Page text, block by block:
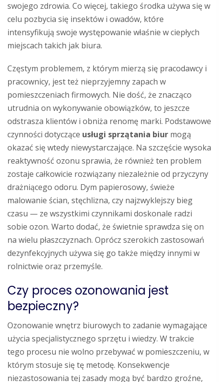
swojego zdrowia. Co więcej, takiego środka używa się w
celu pozbycia się insektów i owadów, które
intensyfikują swoje występowanie właśnie w ciepłych
miejscach takich jak biura.
Częstym problemem, z którym mierzą się pracodawcy i
pracownicy, jest też nieprzyjemny zapach w
pomieszczeniach firmowych. Nie dość, że znacząco
utrudnia on wykonywanie obowiązków, to jeszcze
odstrasza klientów i obniża renomę marki. Podstawowe
czynności dotyczące usługi sprzątania biur mogą
okazać się wtedy niewystarczające. Na szczęście wysoka
reaktywność ozonu sprawia, że również ten problem
zostaje całkowicie rozwiązany niezależnie od przyczyny
drażniącego odoru. Dym papierosowy, świeże
malowanie ścian, stęchlizna, czy najzwyklejszy bieg
czasu — ze wszystkimi czynnikami doskonale radzi
sobie ozon. Warto dodać, że świetnie sprawdza się on
na wielu płaszczyznach. Oprócz szerokich zastosowań
dezynfekcyjnych używa się go także między innymi w
rolnictwie oraz przemyśle.
Czy proces ozonowania jest
bezpieczny?
Ozonowanie wnętrz biurowych to zadanie wymagające
użycia specjalistycznego sprzętu i wiedzy. W trakcie
tego procesu nie wolno przebywać w pomieszczeniu, w
którym stosuje się tę metodę. Konsekwencje
niezastosowania tej zasady mogą być bardzo groźne,